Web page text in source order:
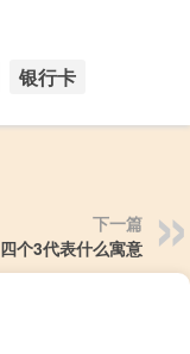
银行卡
下一篇
四个3代表什么寓意